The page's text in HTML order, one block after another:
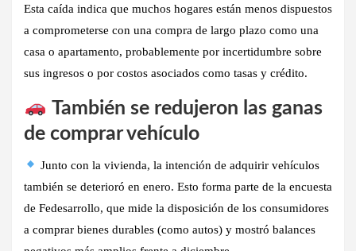
Esta caída indica que muchos hogares están menos dispuestos
a comprometerse con una compra de largo plazo como una
casa o apartamento, probablemente por incertidumbre sobre
sus ingresos o por costos asociados como tasas y crédito.
También se redujeron las ganas
de comprar vehículo
Junto con la vivienda,la intención de adquirir vehículos
también se deterioró en enero. Esto forma parte de la encuesta
de Fedesarrollo, que mide la disposición de los consumidores
a comprar bienes durables (como autos) y mostró balances